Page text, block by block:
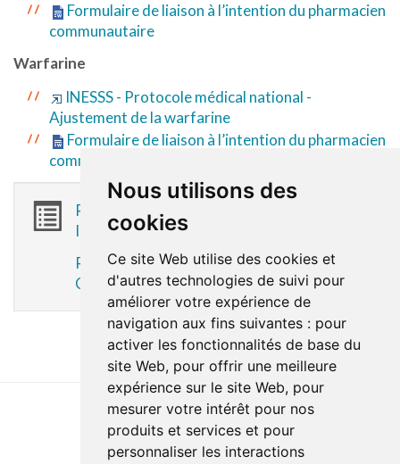
Nous utilisons des
cookies
Ce site Web utilise des cookies et
d'autres technologies de suivi pour
améliorer votre expérience de
navigation aux fins suivantes : pour
activer les fonctionnalités de base du
site Web, pour offrir une meilleure
expérience sur le site Web, pour
mesurer votre intérêt pour nos
produits et services et pour
personnaliser les interactions
Formulaire de liaison à l’intention du pharmacien
communautaire
Warfarine
INESSS - Protocole médical national -
Ajustement de la warfarine
Formulaire de liaison à l’intention du pharmacien
communautaire
Registre complet des signatures OC
INESSS
Registre complet des signatures OC
CISSS des Laurentides
Last update : 24 April 2026